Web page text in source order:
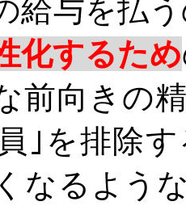
給与を払
化するため
前向きの
｣を排除
なるよう